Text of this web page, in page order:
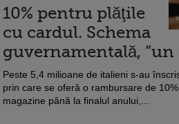
10% pentru plăţile
cu cardul. Schema
guvernamentală, ”un
Peste 5,4 milioane de italieni s-au
prin care se oferă o rambursare de
magazine până la finalul anului,...